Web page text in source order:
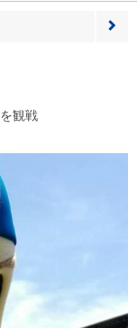
を観戦